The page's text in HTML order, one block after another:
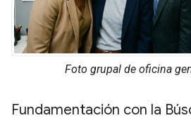
Foto grupal de oficina
Fundamentación con la